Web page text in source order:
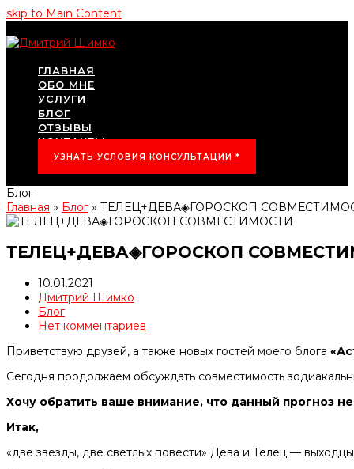
skip to Main Content
ГЛАВНАЯ
ОБО МНЕ
УСЛУГИ
БЛОГ
ОТЗЫВЫ
КОНТАКТЫ
УЗНАТЬ УСЛОВИЯ КОНСУЛЬТАЦИИ *
Блог
Главная » Блог» ТЕЛЕЦ+ДЕВА◈ГОРОСКОП
ТЕЛЕЦ+ДЕВА◈ГОРОСКОП
10.01.2021
Дмитрий Шимко
Блог
Нет комментариев
Приветствую друзей, а также новых гостей моего блога
Сегодня продолжаем обсуждать совместимость
Хочу обратить ваше внимание, что данный прогноз
Итак,
«две звезды, две светлых повести» Дева и Телец —